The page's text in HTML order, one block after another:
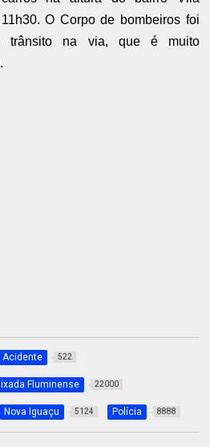
O Corpo de bombeiros foi
trânsito na via, que é muito
Acidente 522
Fluminense 22000
Nova Iguaçu 5124 Polícia 8888